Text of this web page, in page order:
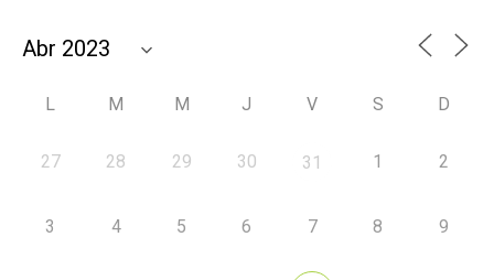
L M M J V S D
27 28 29 30 31 1 2
3 4 5 6 7 8 9